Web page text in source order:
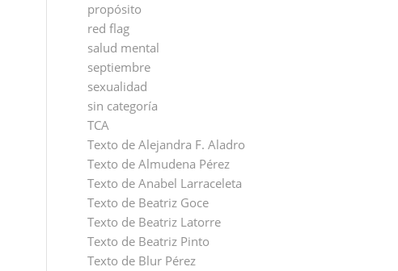
propósito
red flag
salud mental
septiembre
sexualidad
sin categoría
TCA
Texto de Alejandra F. Aladro
Texto de Almudena Pérez
Texto de Anabel Larraceleta
Texto de Beatriz Goce
Texto de Beatriz Latorre
Texto de Beatriz Pinto
Texto de Blur Pérez